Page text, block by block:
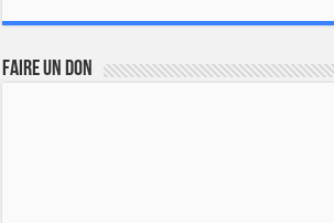
FAIRE UN DON